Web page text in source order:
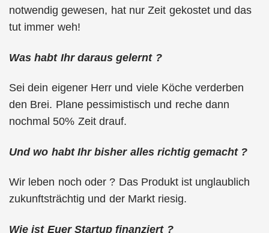
notwendig gewesen, hat nur Zeit gekostet und das
tut immer weh!
Was habt Ihr daraus gelernt ?
Sei dein eigener Herr und viele Köche verderben
den Brei. Plane pessimistisch und reche dann
nochmal 50% Zeit drauf.
Und wo habt Ihr bisher alles richtig gemacht ?
Wir leben noch oder ? Das Produkt ist unglaublich
zukunftsträchtig und der Markt riesig.
Wie ist Euer Startup finanziert ?